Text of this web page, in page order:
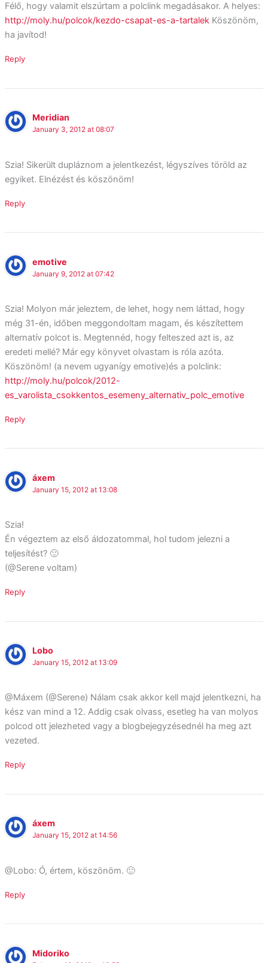
Félő, hogy valamit elszúrtam a polclink megadásakor. A helyes:
http://moly.hu/polcok/kezdo-csapat-es-a-tartalekKöszönöm,
ha javítod!
Reply
Meridian
January 3, 2012 at 08:07
Szia! Sikerült dupláznom a jelentkezést, légyszíves töröld az
egyiket. Elnézést és köszönöm!
Reply
emotive
January 9, 2012 at 07:42
Szia! Molyon már jeleztem, de lehet, hogy nem láttad, hogy
még 31-én, időben meggondoltam magam, és készítettem
alternatív polcot is. Megtennéd, hogy felteszed azt is, az
eredeti mellé? Már egy könyvet olvastam is róla azóta.
Köszönöm! (a nevem ugyanígy emotive)és a polclink:
http://moly.hu/polcok/2012-
es_varolista_csokkentos_esemeny_alternativ_polc_emotive
Reply
áxem
January 15, 2012 at 13:08
Szia!
Én végeztem az első áldozatommal, hol tudom jelezni a
teljesítést? 🙂
(@Serene voltam)
Reply
Lobo
January 15, 2012 at 13:09
@Máxem (@Serene) Nálam csak akkor kell majd jelentkezni, ha
kész van mind a 12. Addig csak olvass, esetleg ha van molyos
polcod ott jelezheted vagy a blogbejegyzésednél ha meg azt
vezeted.
Reply
áxem
January 15, 2012 at 14:56
@Lobo: Ó, értem, köszönöm. 🙂
Reply
Midoriko